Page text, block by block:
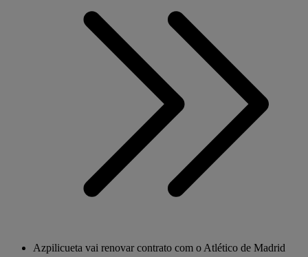
Azpilicueta vai renovar contrato com o Atlético de Madrid